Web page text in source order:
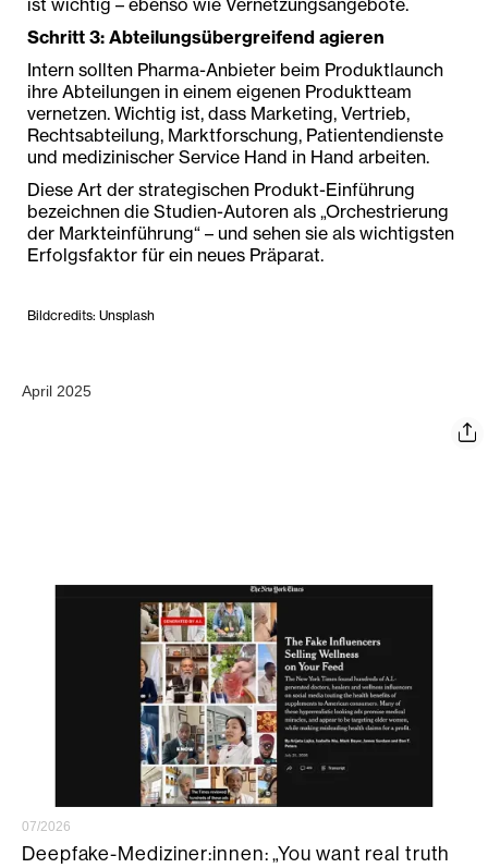
ist wichtig – ebenso wie Vernetzungsangebote.
Schritt 3: Abteilungsübergreifend agieren
Intern sollten Pharma-Anbieter beim Produktlaunch
ihre Abteilungen in einem eigenen Produktteam
vernetzen. Wichtig ist, dass Marketing, Vertrieb,
Rechtsabteilung, Marktforschung, Patientendienste
und medizinischer Service Hand in Hand arbeiten.
Diese Art der strategischen Produkt-Einführung
bezeichnen die Studien-Autoren als „Orchestrierung
der Markteinführung“ – und sehen sie als wichtigsten
Erfolgsfaktor für ein neues Präparat.
Bildcredits: Unsplash
April 2025
07/2026
Deepfake-Mediziner:innen: „You want real truth